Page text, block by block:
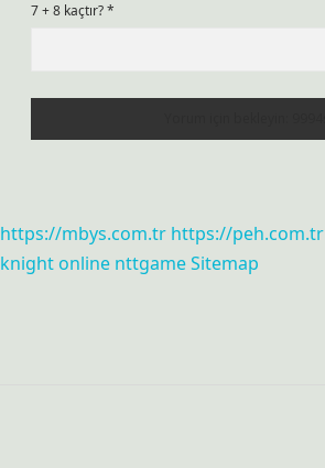
7 + 8 kaçtır?*
https://mbys.com.tr https://peh.com.tr
knight online nttgameSitemap